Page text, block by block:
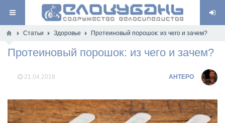
Статьи Здоровье Протеиновый порошок: из чего и зачем?
Протеиновый порошок: из чего и зачем?
21.04.2018 AHTEPO